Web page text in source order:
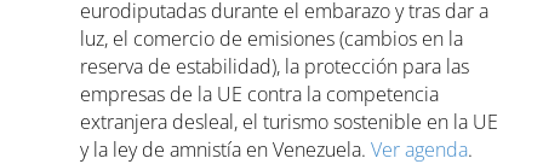
eurodiputadas durante el embarazo y tras dar a
luz, el comercio de emisiones (cambios en la
reserva de estabilidad), la protección para las
empresas de la UE contra la competencia
extranjera desleal, el turismo sostenible en la UE
y la ley de amnistía en Venezuela.Ver agenda.